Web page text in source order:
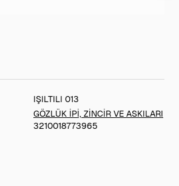
IŞILTILI 013
GÖZLÜK İPİ, ZİNCİR VE ASKILARI
3210018773965